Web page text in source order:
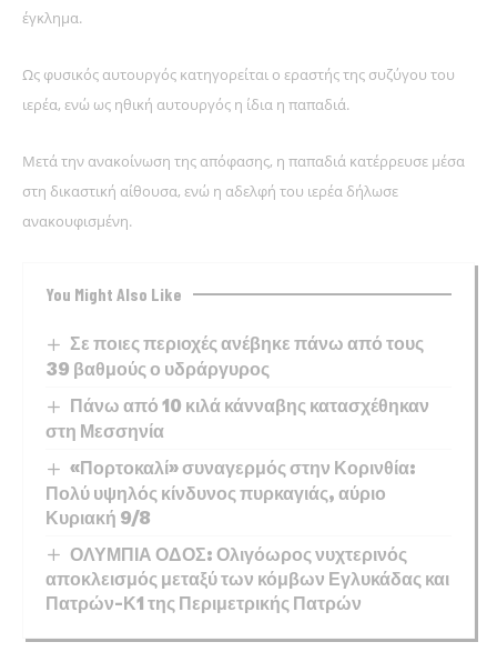
έγκλημα.
Ως φυσικός αυτουργός κατηγορείται ο εραστής της συζύγου του
ιερέα, ενώ ως ηθική αυτουργός η ίδια η παπαδιά.
Μετά την ανακοίνωση της απόφασης, η παπαδιά κατέρρευσε μέσα
στη δικαστική αίθουσα, ενώ η αδελφή του ιερέα δήλωσε
ανακουφισμένη.
You Might Also Like
Σε ποιες περιοχές ανέβηκε πάνω από τους
39 βαθμούς ο υδράργυρος
Πάνω από 10 κιλά κάνναβης κατασχέθηκαν
στη Μεσσηνία
«Πορτοκαλί» συναγερμός στην Κορινθία:
Πολύ υψηλός κίνδυνος πυρκαγιάς, αύριο
Κυριακή 9/8
ΟΛΥΜΠΙΑ ΟΔΟΣ: Ολιγόωρος νυχτερινός
αποκλεισμός μεταξύ των κόμβων Εγλυκάδας και
Πατρών-Κ1 της Περιμετρικής Πατρών